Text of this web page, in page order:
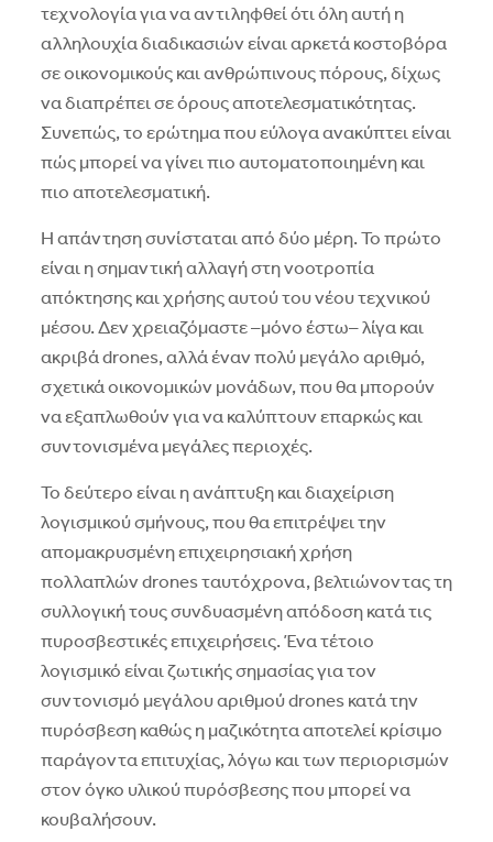
τεχνολογία για να αντιληφθεί ότι όλη αυτή η
αλληλουχία διαδικασιών είναι αρκετά κοστοβόρα
σε οικονομικούς και ανθρώπινους πόρους, δίχως
να διαπρέπει σε όρους αποτελεσματικότητας.
Συνεπώς, το ερώτημα που εύλογα ανακύπτει είναι
πώς μπορεί να γίνει πιο αυτοματοποιημένη και
πιο αποτελεσματική.
Η απάντηση συνίσταται από δύο μέρη. Το πρώτο
είναι η σημαντική αλλαγή στη νοοτροπία
απόκτησης και χρήσης αυτού του νέου τεχνικού
μέσου. Δεν χρειαζόμαστε –μόνο έστω– λίγα και
ακριβά drones, αλλά έναν πολύ μεγάλο αριθμό,
σχετικά οικονομικών μονάδων, που θα μπορούν
να εξαπλωθούν για να καλύπτουν επαρκώς και
συντονισμένα μεγάλες περιοχές.
Το δεύτερο είναι η ανάπτυξη και διαχείριση
λογισμικού σμήνους, που θα επιτρέψει την
απομακρυσμένη επιχειρησιακή χρήση
πολλαπλών drones ταυτόχρονα, βελτιώνοντας τη
συλλογική τους συνδυασμένη απόδοση κατά τις
πυροσβεστικές επιχειρήσεις. Ένα τέτοιο
λογισμικό είναι ζωτικής σημασίας για τον
συντονισμό μεγάλου αριθμού drones κατά την
πυρόσβεση καθώς η μαζικότητα αποτελεί κρίσιμο
παράγοντα επιτυχίας, λόγω και των περιορισμών
στον όγκο υλικού πυρόσβεσης που μπορεί να
κουβαλήσουν.